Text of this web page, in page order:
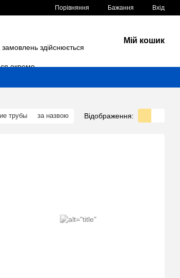
Порівняння Бажання Вхід
замовлень здійснюється
окремо.
Мій кошик
трубы за назвою Відображення: